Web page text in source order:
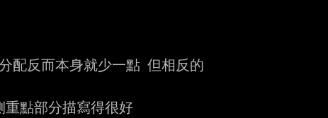
配反而本身就少一點 但相反的
點部分描寫得很好